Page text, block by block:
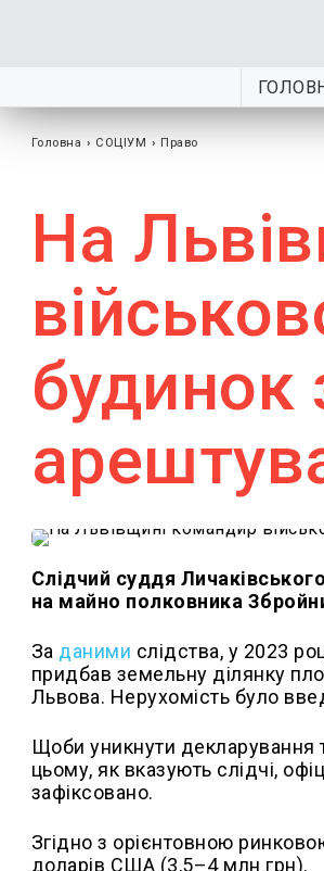
Головна › СОЦІУМ › Право
На
будинок
Слідчий суддя
на майно полковника
За даними слідства, у 2023
придбав земельну ділянку
Львова. Нерухомість було
Щоби уникнути декларування
цьому, як вказують слідчі,
зафіксовано.
Згідно з орієнтовною
доларів США (3,5–4 млн грн).